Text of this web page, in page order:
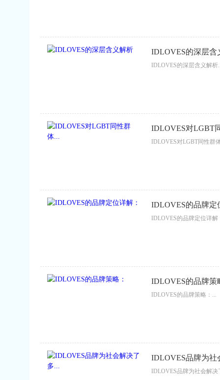
IDLOVES的深层含
IDLOVES的深层含义解析
IDLOVES对LGBT
IDLOVES对LGBT同性群
IDLOVES的品牌定
IDLOVES的品牌定位详解
IDLOVES的品牌策
IDLOVES的品牌策略：...
IDLOVES品牌为社
IDLOVES品牌为社会解